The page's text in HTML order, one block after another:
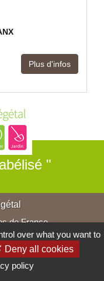
Plus d'infos
"
de France
over what you want to
Deny all cookies
policy